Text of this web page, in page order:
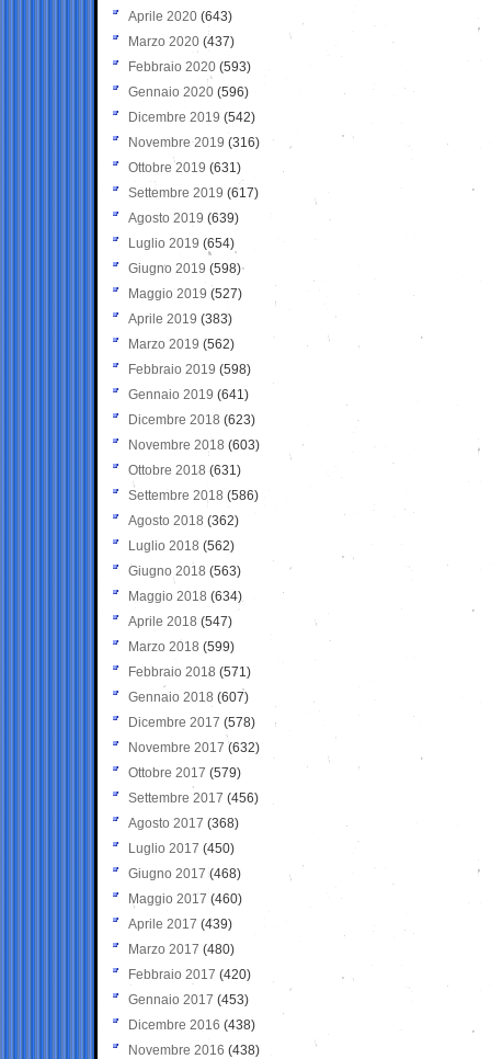
Aprile 2020 (643)
Marzo 2020 (437)
Febbraio 2020 (593)
Gennaio 2020 (596)
Dicembre 2019 (542)
Novembre 2019 (316)
Ottobre 2019 (631)
Settembre 2019 (617)
Agosto 2019 (639)
Luglio 2019 (654)
Giugno 2019 (598)
Maggio 2019 (527)
Aprile 2019 (383)
Marzo 2019 (562)
Febbraio 2019 (598)
Gennaio 2019 (641)
Dicembre 2018 (623)
Novembre 2018 (603)
Ottobre 2018 (631)
Settembre 2018 (586)
Agosto 2018 (362)
Luglio 2018 (562)
Giugno 2018 (563)
Maggio 2018 (634)
Aprile 2018 (547)
Marzo 2018 (599)
Febbraio 2018 (571)
Gennaio 2018 (607)
Dicembre 2017 (578)
Novembre 2017 (632)
Ottobre 2017 (579)
Settembre 2017 (456)
Agosto 2017 (368)
Luglio 2017 (450)
Giugno 2017 (468)
Maggio 2017 (460)
Aprile 2017 (439)
Marzo 2017 (480)
Febbraio 2017 (420)
Gennaio 2017 (453)
Dicembre 2016 (438)
Novembre 2016 (438)